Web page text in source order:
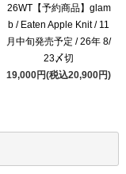
26WT【予約商品】glam
b / Eaten Apple Knit / 11
月中旬発売予定 / 26年 8/
23〆切
19,000円(税込20,900円)